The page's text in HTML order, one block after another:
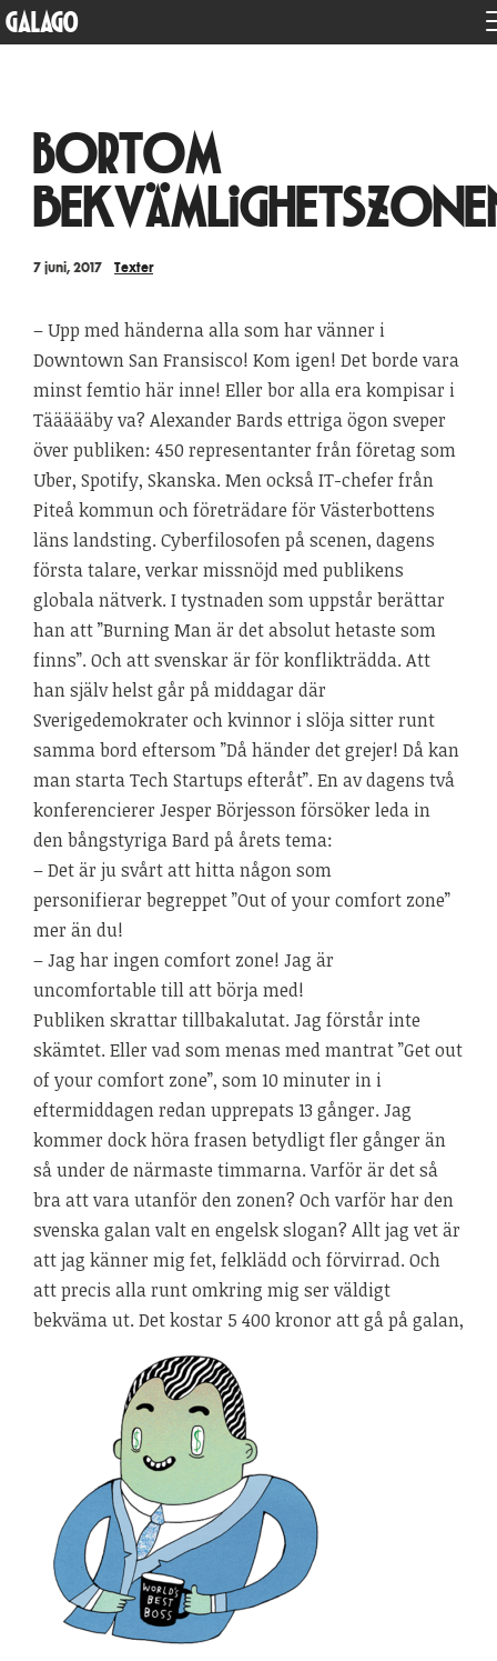
GALAGO
Bortom
7 juni, 2017 Texter
– Upp med händerna alla som har vänner i
Downtown San Fransisco! Kom igen! Det borde vara
minst femtio här inne! Eller bor alla era kompisar i
Täääääby va? Alexander Bards ettriga ögon sveper
över publiken: 450 representanter från företag som
Uber, Spotify, Skanska. Men också IT-chefer från
Piteå kommun och företrädare för Västerbottens
läns landsting. Cyberfilosofen på scenen, dagens
första talare, verkar missnöjd med publikens
globala nätverk. I tystnaden som uppstår berättar
han att ”Burning Man är det absolut hetaste som
finns”. Och att svenskar är för konflikträdda. Att
han själv helst går på middagar där
Sverigedemokrater och kvinnor i slöja sitter runt
samma bord eftersom ”Då händer det grejer! Då kan
man starta Tech Startups efteråt”. En av dagens två
konferencierer Jesper Börjesson försöker leda in
den bångstyriga Bard på årets tema:
– Det är ju svårt att hitta någon som
personifierar begreppet ”Out of your comfort zone”
mer än du!
– Jag har ingen comfort zone! Jag är
uncomfortable till att börja med!
Publiken skrattar tillbakalutat. Jag förstår inte
skämtet. Eller vad som menas med mantrat ”Get out
of your comfort zone”, som 10 minuter in i
eftermiddagen redan upprepats 13 gånger. Jag
kommer dock höra frasen betydligt fler gånger än
så under de närmaste timmarna. Varför är det så
bra att vara utanför den zonen? Och varför har den
svenska galan valt en engelsk slogan? Allt jag vet är
att jag känner mig fet, felklädd och förvirrad. Och
att precis alla runt omkring mig ser väldigt
bekväma ut. Det kostar 5 400 kronor att gå på galan,